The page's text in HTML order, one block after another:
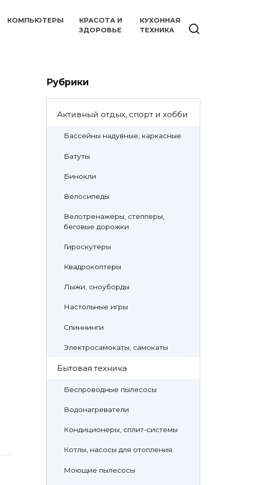
КОМПЬЮТЕРЫ
КРАСОТА И
ЗДОРОВЬЕ
КУХОННАЯ
ТЕХНИКА
Рубрики
Активный отдых, спорт и хобби
Бассейны надувные, каркасные
Батуты
Бинокли
Велосипеды
Велотренажеры, степперы,
беговые дорожки
Гироскутеры
Квадрокоптеры
Лыжи, сноуборды
Настольные игры
Спиннинги
Электросамокаты, самокаты
Бытовая техника
Беспроводные пылесосы
Водонагреватели
Кондиционеры, сплит-системы
Котлы, насосы для отопления
Моющие пылесосы